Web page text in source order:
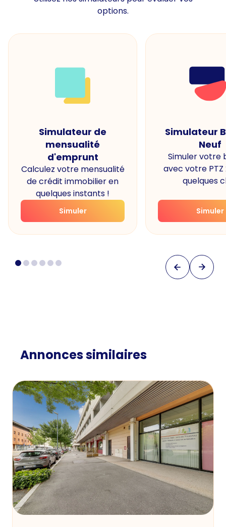
options.
Simulateur de
mensualité
d'emprunt
Calculez votre mensualité
de crédit immobilier en
quelques instants !
Simuler
Simulateur
Neuf
Simuler votre
avec votre PTZ
quelques
Simuler
Annonces similaires